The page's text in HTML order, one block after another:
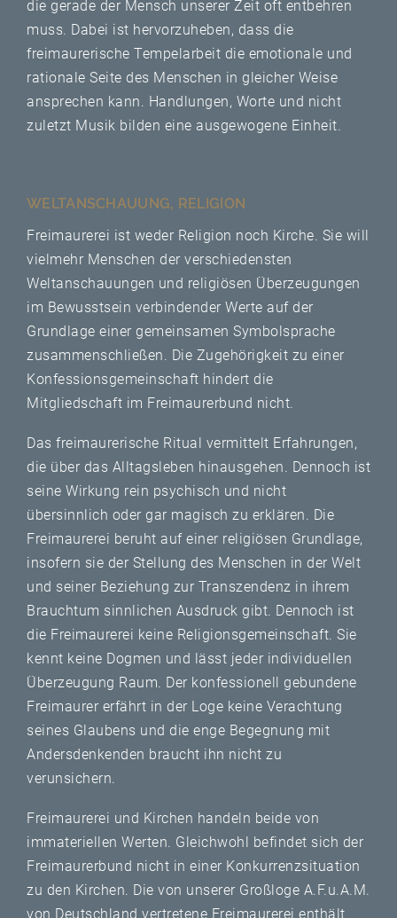
die gerade der Mensch unserer Zeit oft entbehren
muss. Dabei ist hervorzuheben, dass die
freimaurerische Tempelarbeit die emotionale und
rationale Seite des Menschen in gleicher Weise
ansprechen kann. Handlungen, Worte und nicht
zuletzt Musik bilden eine ausgewogene Einheit.
WELTANSCHAUUNG, RELIGION
Freimaurerei ist weder Religion noch Kirche. Sie will
vielmehr Menschen der verschiedensten
Weltanschauungen und religiösen Überzeugungen
im Bewusstsein verbindender Werte auf der
Grundlage einer gemeinsamen Symbolsprache
zusammenschließen. Die Zugehörigkeit zu einer
Konfessionsgemeinschaft hindert die
Mitgliedschaft im Freimaurerbund nicht.
Das freimaurerische Ritual vermittelt Erfahrungen,
die über das Alltagsleben hinausgehen. Dennoch ist
seine Wirkung rein psychisch und nicht
übersinnlich oder gar magisch zu erklären. Die
Freimaurerei beruht auf einer religiösen Grundlage,
insofern sie der Stellung des Menschen in der Welt
und seiner Beziehung zur Transzendenz in ihrem
Brauchtum sinnlichen Ausdruck gibt. Dennoch ist
die Freimaurerei keine Religionsgemeinschaft. Sie
kennt keine Dogmen und lässt jeder individuellen
Überzeugung Raum. Der konfessionell gebundene
Freimaurer erfährt in der Loge keine Verachtung
seines Glaubens und die enge Begegnung mit
Andersdenkenden braucht ihn nicht zu
verunsichern.
Freimaurerei und Kirchen handeln beide von
immateriellen Werten. Gleichwohl befindet sich der
Freimaurerbund nicht in einer Konkurrenzsituation
zu den Kirchen. Die von unserer Großloge A.F.u.A.M.
von Deutschland vertretene Freimaurerei enthält